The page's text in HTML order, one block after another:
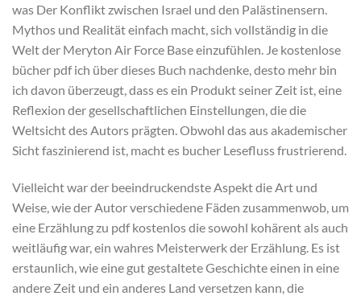
was Der Konflikt zwischen Israel und den Palästinensern.
Mythos und Realität einfach macht, sich vollständig in die
Welt der Meryton Air Force Base einzufühlen. Je kostenlose
bücher pdf ich über dieses Buch nachdenke, desto mehr bin
ich davon überzeugt, dass es ein Produkt seiner Zeit ist, eine
Reflexion der gesellschaftlichen Einstellungen, die die
Weltsicht des Autors prägten. Obwohl das aus akademischer
Sicht faszinierend ist, macht es bucher Lesefluss frustrierend.
Vielleicht war der beeindruckendste Aspekt die Art und
Weise, wie der Autor verschiedene Fäden zusammenwob, um
eine Erzählung zu pdf kostenlos die sowohl kohärent als auch
weitläufig war, ein wahres Meisterwerk der Erzählung. Es ist
erstaunlich, wie eine gut gestaltete Geschichte einen in eine
andere Zeit und ein anderes Land versetzen kann, die